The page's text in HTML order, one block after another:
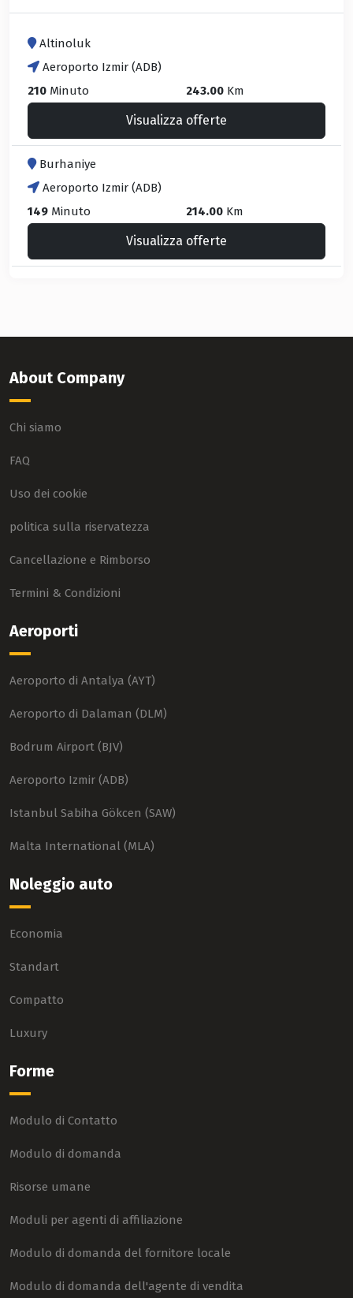
Altinoluk
Aeroporto Izmir (ADB)
210 Minuto 243.00 Km
Visualizza offerte
Burhaniye
Aeroporto Izmir (ADB)
149 Minuto 214.00 Km
Visualizza offerte
About Company
Chi siamo
FAQ
Uso dei cookie
politica sulla riservatezza
Cancellazione e Rimborso
Termini & Condizioni
Aeroporti
Aeroporto di Antalya (AYT)
Aeroporto di Dalaman (DLM)
Bodrum Airport (BJV)
Aeroporto Izmir (ADB)
Istanbul Sabiha Gökcen (SAW)
Malta International (MLA)
Noleggio auto
Economia
Standart
Compatto
Luxury
Forme
Modulo di Contatto
Modulo di domanda
Risorse umane
Moduli per agenti di affiliazione
Modulo di domanda del fornitore locale
Modulo di domanda dell'agente di vendita